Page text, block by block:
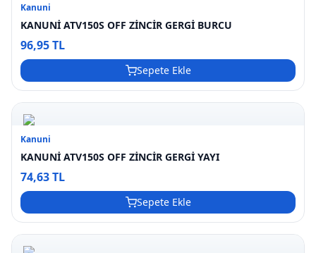
Kanuni
KANUNİ ATV150S OFF ZİNCİR GERGİ BURCU
96,95 TL
Sepete Ekle
Kanuni
KANUNİ ATV150S OFF ZİNCİR GERGİ YAYI
74,63 TL
Sepete Ekle